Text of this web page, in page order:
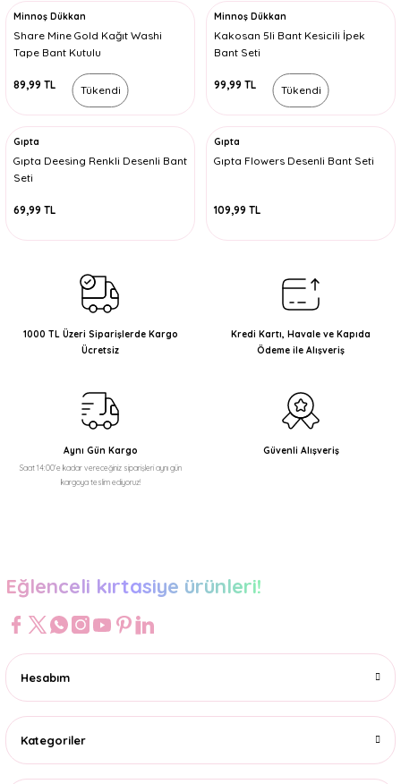
Minnoş Dükkan
Share Mine Gold Kağıt Washi
Tape Bant Kutulu
89,99 TL
Minnoş Dükkan
Kakosan 5li Bant Kesicili İpek
Bant Seti
99,99 TL
Tükendi
Gıpta
Gıpta Deesing Renkli Desenli Bant
Seti
69,99 TL
Tükendi
Gıpta
Gıpta Flowers Desenli Bant Seti
109,99 TL
1000 TL Üzeri Siparişlerde Kargo
Ücretsiz
Kredi Kartı, Havale ve Kapıda
Ödeme ile Alışveriş
Aynı Gün Kargo
Saat 14:00'e kadar vereceğiniz siparişleri aynı gün
kargoya teslim ediyoruz!
Güvenli Alışveriş
Eğlenceli kırtasiye ürünleri!
Hesabım
Kategoriler